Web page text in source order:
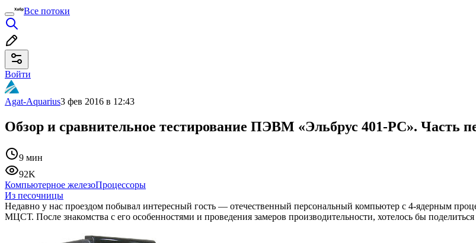
Все потоки
Войти
Agat-Aquarius3 фев 2016 в 12:43
Обзор и сравнительное тестирование ПЭВМ «Эльбрус 401‑PC». Часть
9 мин
92K
Компьютерное железоПроцессоры
Из песочницы
Недавно у нас проездом побывал интересный гость — отечественный персональный компьютер с 4‑ядерным
МЦСТ. После знакомства с его особенностями и проведения замеров производительности, хотелось бы